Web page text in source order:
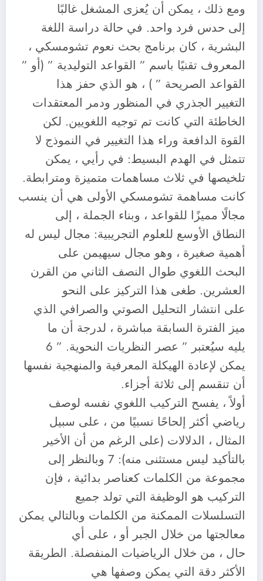
ومع ذلك ، يمكن أن يُعزى المشغل غالبًا
إلى حدس فرد واحد. في حالة دراسة اللغة
البشرية ، كان برنامج بحث نعوم تشومسكي ،
المعروف تقنيًا باسم ” القواعد التوليدية ” (أو ”
القواعد الصريحة ” ) ، هو الذي حفز هذا
التغيير الجذري في المنظور ودمر المعتقدات
الخاطئة التي كانت تم توجيه اللغويين. لكن
القوة الدافعة وراء هذا التغيير في النموذج لا
تتمثل في الهدم البسيط: في رأيي ، يمكن
تلخيصها في ثلاث مساهمات متميزة ومترابطة.
كانت مساهمة تشومسكي الأولى هي أن ينسب
مجالًا مميزًا للقواعد ، وبناء الجملة ، إلى
النطاق الأوسع للعلوم التجريبية: مجال ليس له
أهمية صغيرة ، وهو مجال سيهيمن على
البحث اللغوي طوال النصف الثاني من القرن
العشرين. طغى هذا التركيز على النحو
على انتشار التحليل الصوتي والصرافي الذي
ميز الفترة السابقة مباشرة ، لدرجة أن ما
يليه سيُعتبر ” عصر النظريات النحوية. ” 6
يمكن لإعادة الهيكلة المعرفية والمنهجية نفسها
أن تنقسم إلى ثلاثة أجزاء.
أولاً ، يفسح التركيب اللغوي نفسه لوصف
رياضي أكثر إلحاحًا نسبيًا من ، على سبيل
المثال ، الدلالات (على الرغم من أن الأخير
بالتأكيد ليس مستثنى منه): 7 وبالنظر إلى
مجموعة من الكلمات كعناصر بدائية ، فإن
التركيب هو الوظيفة التي تولد جميع
التسلسلات الممكنة من الكلمات وبالتالي يمكن
معالجتها من خلال الجبر أو ، على أي
حال ، من خلال الرياضيات المنفصلة. الطريقة
الأكثر دقة التي يمكن وصفها هي